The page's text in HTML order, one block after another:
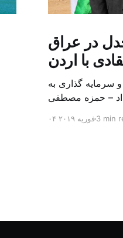
در عراق
با اردن
سرمایه گذاری به
– حمزه مصطفی
وزیر عراق و
۰۴ فوریه ۲۰۱۹3 min